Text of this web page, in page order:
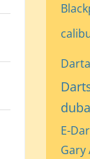
E-
Gary